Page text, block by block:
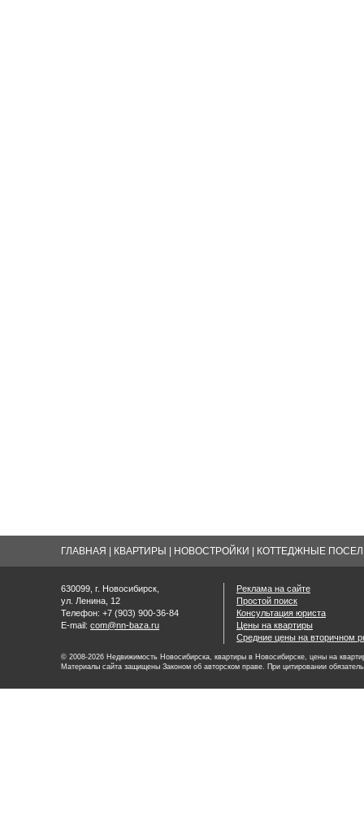
ГЛАВНАЯ КВАРТИРЫ НОВОСТРОЙКИ КОТТЕДЖНЫЕ
630099, г. Новосибирск,
ул. Ленина, 12
Телефон: +7 (903) 900-36-84
E-mail: com@nn-baza.ru
Реклама на сайте
Простой поиск
Консультация юриста
Цены на квартиры
Средние цены на вторичном
© 2008-2026 Недвижимость Новосибирска, квартиры в Новосибирске, цены на
Материалы сайта защищены Законом об авторском праве. При цитировании